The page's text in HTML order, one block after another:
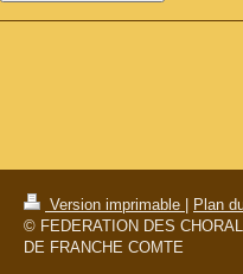
Version imprimable
Plan
© FEDERATION DES
DE FRANCHE COMTE